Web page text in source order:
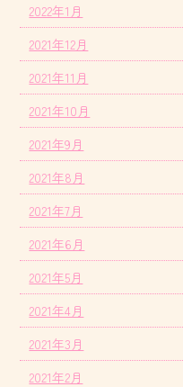
2022年1月
2021年12月
2021年11月
2021年10月
2021年9月
2021年8月
2021年7月
2021年6月
2021年5月
2021年4月
2021年3月
2021年2月